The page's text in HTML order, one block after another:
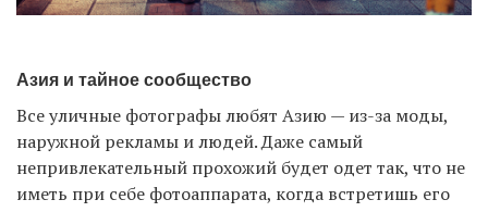
Азия и тайное сообщество
Все уличные фотографы любят Азию — из-за моды,
наружной рекламы и людей. Даже самый
непривлекательный прохожий будет одет так, что не
иметь при себе фотоаппарата, когда встретишь его